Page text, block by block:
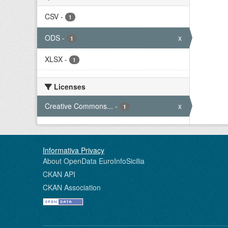
CSV - 1
ODS - 1 x
XLSX - 1
Licenses
Creative Commons... - 1 x
About OpenData EuroInfoSicilia
CKAN API
CKAN Association